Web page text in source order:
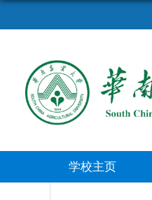
学校主页